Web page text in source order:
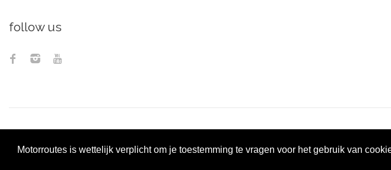
Motorroutes is wettelijk verplicht om je toestemming te vragen voor het gebruik van
follow us